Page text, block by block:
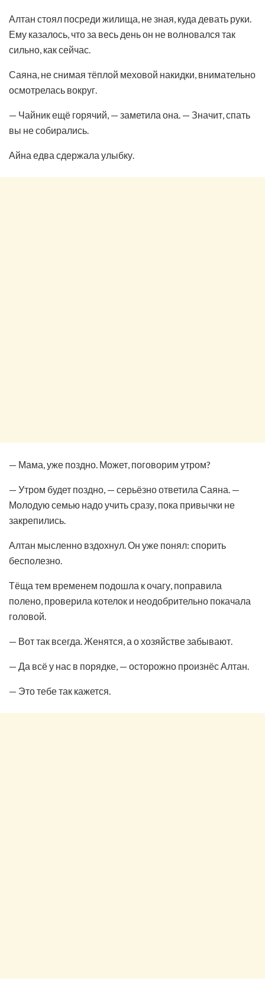
Алтан стоял посреди жилища, не зная, куда девать руки.
Ему казалось, что за весь день он не волновался так
сильно, как сейчас.
Саяна, не снимая тёплой меховой накидки, внимательно
осмотрелась вокруг.
— Чайник ещё горячий, — заметила она. — Значит, спать
вы не собирались.
Айна едва сдержала улыбку.
— Мама, уже поздно. Может, поговорим утром?
— Утром будет поздно, — серьёзно ответила Саяна. —
Молодую семью надо учить сразу, пока привычки не
закрепились.
Алтан мысленно вздохнул. Он уже понял: спорить
бесполезно.
Тёща тем временем подошла к очагу, поправила
полено, проверила котелок и неодобрительно покачала
головой.
— Вот так всегда. Женятся, а о хозяйстве забывают.
— Да всё у нас в порядке, — осторожно произнёс Алтан.
— Это тебе так кажется.